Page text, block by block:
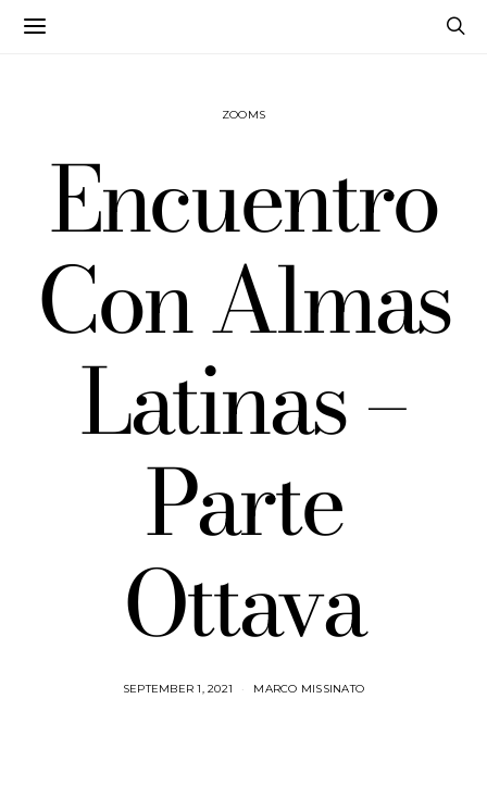
ZOOMS
Encuentro
Con Almas
Latinas –
Parte
Ottava
SEPTEMBER 1, 2021 MARCO MISSINATO